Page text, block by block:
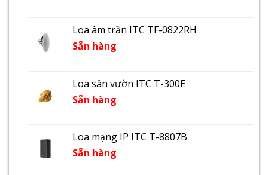
Loa âm trần ITC TF-0822RH
Sẵn hàng
Loa sân vườn ITC T-300E
Sẵn hàng
Loa mạng IP ITC T-8807B
Sẵn hàng